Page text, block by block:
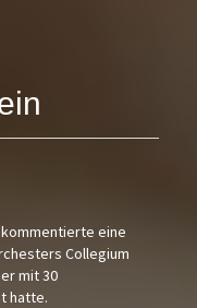
eine
Collegium
mit 30
hatte.